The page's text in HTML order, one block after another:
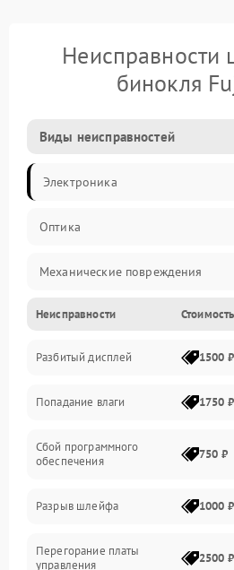
Неисправности
бинокля
Виды неисправностей
Электроника
Оптика
Механические повреждения
Видео
Механика
Управление
Электропитание
Неисправности Стоимость
Разбитый дисплей 1500 ₽
Попадание влаги 1750 ₽
Сбой программного
обеспечения
750 ₽
Разрыв шлейфа 1000 ₽
Перегорание платы
управления
2500 ₽